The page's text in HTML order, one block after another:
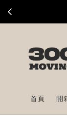
首頁 開